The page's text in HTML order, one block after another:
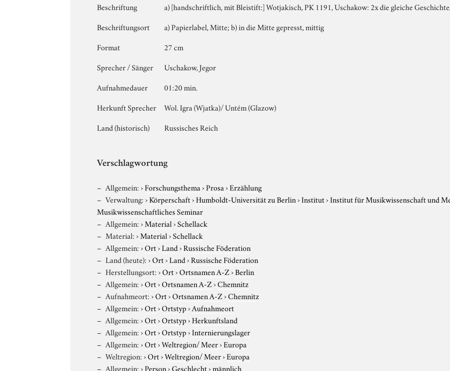
Beschriftung
a) [handschriftlich, mit Bleistift:] Wotjakisch, PK 1191, Uschakow: 2x die gleiche
Beschriftungsort
a) Papierlabel, Mitte; b) in die Mitte gepresst, mittig
Format
27 cm
Sprecher / Sänger
Uschakow, Jegor
Aufnahmedauer
01:20 min.
Herkunft Sprecher
Wol. Igra (Wjatka)/ Untém (Glazow)
Land (historisch)
Russisches Reich
Verschlagwortung
Allgemein:›Forschungsthema›Prosa›Erzählung
Verwaltung:›Körperschaft›Humboldt-Universität zu Berlin›Institut›Institut für Musikwissenschaft und
Musikwissenschaftliches Seminar
Allgemein:›Material›Schellack
Material:›Material›Schellack
Allgemein:›Ort›Land›Russische Föderation
Land (heute):›Ort›Land›Russische Föderation
Herstellungsort:›Ort›Ortsnamen A-Z›Berlin
Allgemein:›Ort›Ortsnamen A-Z›Chemnitz
Aufnahmeort:›Ort›Ortsnamen A-Z›Chemnitz
Allgemein:›Ort›Ortstyp›Aufnahmeort
Allgemein:›Ort›Ortstyp›Herkunftsland
Allgemein:›Ort›Ortstyp›Internierungslager
Allgemein:›Ort›Weltregion/ Meer›Europa
Weltregion:›Ort›Weltregion/ Meer›Europa
Allgemein:›Person›Geschlecht›männlich